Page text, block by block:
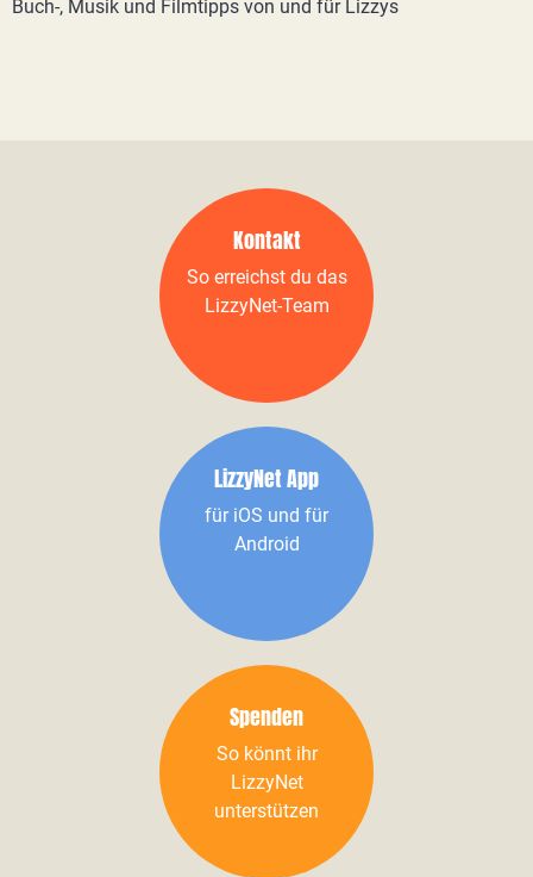
Buch-, Musik und Filmtipps von und für Lizzys
Kontakt
So erreichst du das
LizzyNet-Team
LizzyNet App
für iOS und für
Android
Spenden
So könnt ihr
LizzyNet
unterstützen